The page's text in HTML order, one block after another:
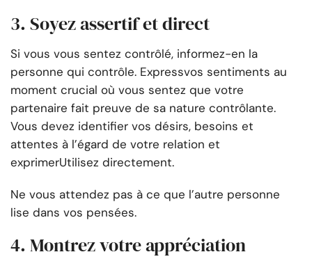
3. Soyez assertif et direct
Si vous vous sentez contrôlé, informez-en la
personne qui contrôle. Expressvos sentiments au
moment crucial où vous sentez que votre
partenaire fait preuve de sa nature contrôlante.
Vous devez identifier vos désirs, besoins et
attentes à l’égard de votre relation et
exprimerUtilisez directement.
Ne vous attendez pas à ce que l’autre personne
lise dans vos pensées.
4. Montrez votre appréciation